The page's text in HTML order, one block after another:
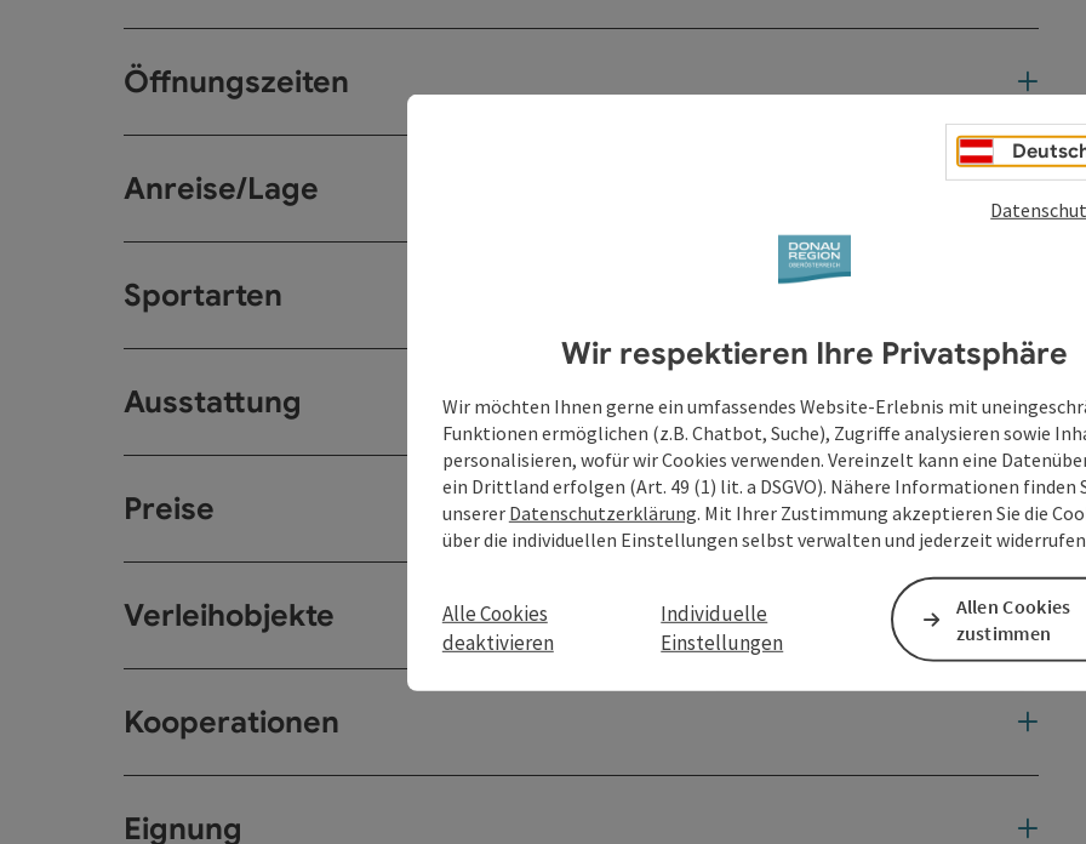
Öffnungszeiten
Anreise/Lage
Sportarten
Ausstattung
Preise
Verleihobjekte
Kooperationen
Eignung
Wir respektieren Ihre Privatsphäre
Wir möchten Ihnen gerne ein umfassendes Website-Erlebnis mit
Funktionen ermöglichen (z.B. Chatbot, Suche), Zugriffe analysieren sowie
personalisieren, wofür wir Cookies verwenden. Vereinzelt kann eine
ein Drittland erfolgen (Art. 49 (1) lit. a DSGVO). Nähere Informationen finden
unserer Datenschutzerklärung. Mit Ihrer Zustimmung akzeptieren Sie die
über die individuellen Einstellungen selbst verwalten und jederzeit
Alle Cookies
deaktivieren
Individuelle
Einstellungen
Allen Cookies
zustimmen